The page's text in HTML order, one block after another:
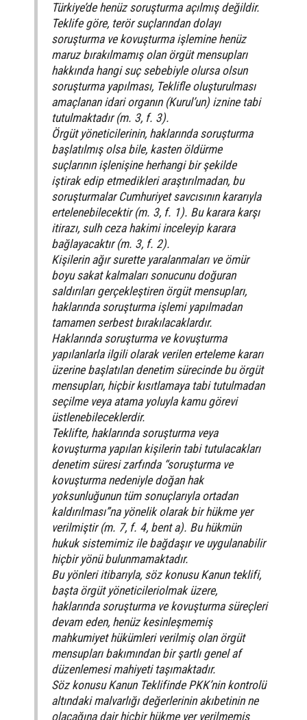
Türkiye’de henüz soruşturma açılmış değildir.
Teklife göre, terör suçlarından dolayı
soruşturma ve kovuşturma işlemine henüz
maruz bırakılmamış olan örgüt mensupları
hakkında hangi suç sebebiyle olursa olsun
soruşturma yapılması, Teklifle oluşturulması
amaçlanan idari organın (Kurul’un) iznine tabi
tutulmaktadır (m. 3, f. 3).
Örgüt yöneticilerinin, haklarında soruşturma
başlatılmış olsa bile, kasten öldürme
suçlarının işlenişine herhangi bir şekilde
iştirak edip etmedikleri araştırılmadan, bu
soruşturmalar Cumhuriyet savcısının kararıyla
ertelenebilecektir (m. 3, f. 1). Bu karara karşı
itirazı, sulh ceza hakimi inceleyip karara
bağlayacaktır (m. 3, f. 2).
Kişilerin ağır surette yaralanmaları ve ömür
boyu sakat kalmaları sonucunu doğuran
saldırıları gerçekleştiren örgüt mensupları,
haklarında soruşturma işlemi yapılmadan
tamamen serbest bırakılacaklardır.
Haklarında soruşturma ve kovuşturma
yapılanlarla ilgili olarak verilen erteleme kararı
üzerine başlatılan denetim sürecinde bu örgüt
mensupları, hiçbir kısıtlamaya tabi tutulmadan
seçilme veya atama yoluyla kamu görevi
üstlenebileceklerdir.
Teklifte, haklarında soruşturma veya
kovuşturma yapılan kişilerin tabi tutulacakları
denetim süresi zarfında “soruşturma ve
kovuşturma nedeniyle doğan hak
yoksunluğunun tüm sonuçlarıyla ortadan
kaldırılması”na yönelik olarak bir hükme yer
verilmiştir (m. 7, f. 4, bent a). Bu hükmün
hukuk sistemimiz ile bağdaşır ve uygulanabilir
hiçbir yönü bulunmamaktadır.
Bu yönleri itibarıyla, söz konusu Kanun teklifi,
başta örgüt yöneticileriolmak üzere,
haklarında soruşturma ve kovuşturma süreçleri
devam eden, henüz kesinleşmemiş
mahkumiyet hükümleri verilmiş olan örgüt
mensupları bakımından bir şartlı genel af
düzenlemesi mahiyeti taşımaktadır.
Söz konusu Kanun Teklifinde PKK’nin kontrolü
altındaki malvarlığı değerlerinin akıbetinin ne
olacağına dair hiçbir hükme yer verilmemiş